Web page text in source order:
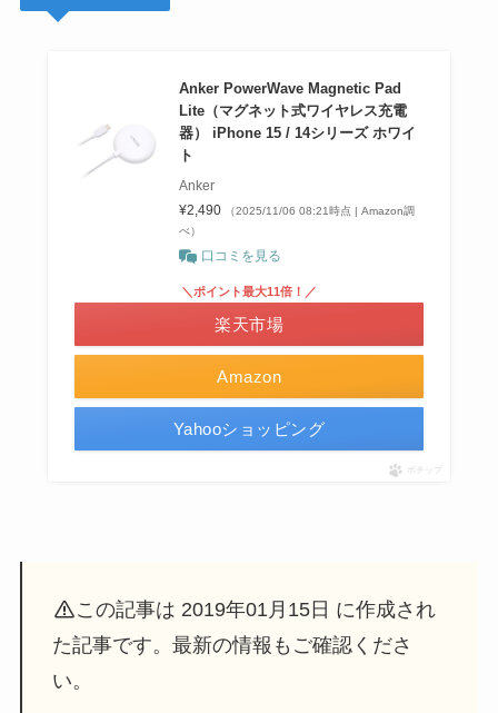
Anker PowerWave Magnetic Pad
Lite（マグネット式ワイヤレス充電
器） iPhone 15 / 14シリーズ ホワイ
ト
Anker
¥2,490
（2025/11/06 08:21時点 | Amazon調
べ）
口コミを見る
Amazon
＼ポイント最大11倍！／
楽天市場
Yahooショッピング
ポチップ
この記事は 2019年01月15日 に作成され
た記事です。最新の情報もご確認くださ
い。